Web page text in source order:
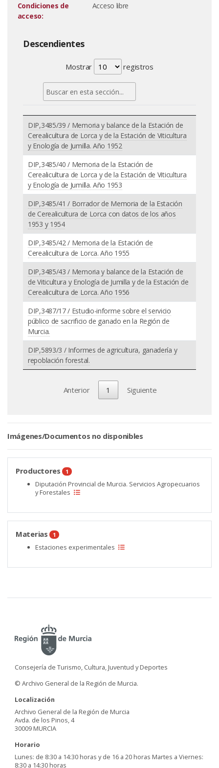
Condiciones de
acceso:
Acceso libre
Descendientes
Mostrar registros
DIP,3485/39 / Memoria y balance de la Estación de
Cerealicultura de Lorca y de la Estación de Viticultura
y Enología de Jumilla. Año 1952
DIP,3485/40 / Memoria de la Estación de
Cerealicultura de Lorca y de la Estación de Viticultura
y Enología de Jumilla. Año 1953
DIP,3485/41 / Borrador de Memoria de la Estación
de Cerealicultura de Lorca con datos de los años
1953 y 1954
DIP,3485/42 / Memoria de la Estación de
Cerealicultura de Lorca. Año 1955
DIP,3485/43 / Memoria y balance de la Estación de
de Viticultura y Enología de Jumilla y de la Estación de
Cerealicultura de Lorca. Año 1956
DIP,3487/17 / Estudio-informe sobre el servicio
público de sacrificio de ganado en la Región de
Murcia.
DIP,5893/3 / Informes de agricultura, ganadería y
repoblación forestal.
Anterior 1 Siguiente
Imágenes/Documentos no disponibles
Productores 1
Diputación Provincial de Murcia. Servicios Agropecuarios
y Forestales
Materias 1
Estaciones experimentales
Consejería de Turismo, Cultura, Juventud y Deportes
© Archivo General de la Región de Murcia.
Localización
Archivo General de la Región de Murcia
Avda. de los Pinos, 4
30009 MURCIA
Horario
Lunes: de 8:30 a 14:30 horas y de 16 a 20 horas Martes a Viernes:
8:30 a 14:30 horas